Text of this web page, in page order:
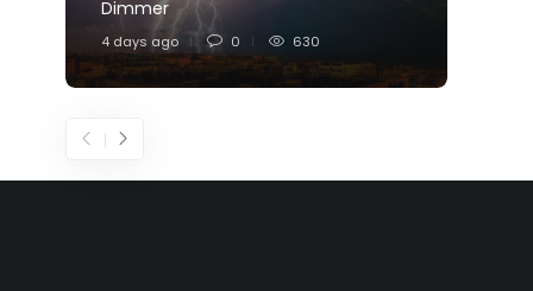
Dimmer
4 days ago 0 630